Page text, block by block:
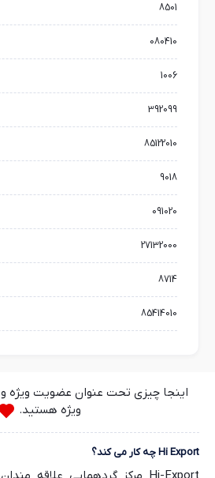
8501
080410
1006
392099
85122010
9018
091020
27132000
8714
85414010
اینجا چیزی تحت عنوان عضویت ویژه
ویژه هستید.
Hi Export چه کار می کند؟